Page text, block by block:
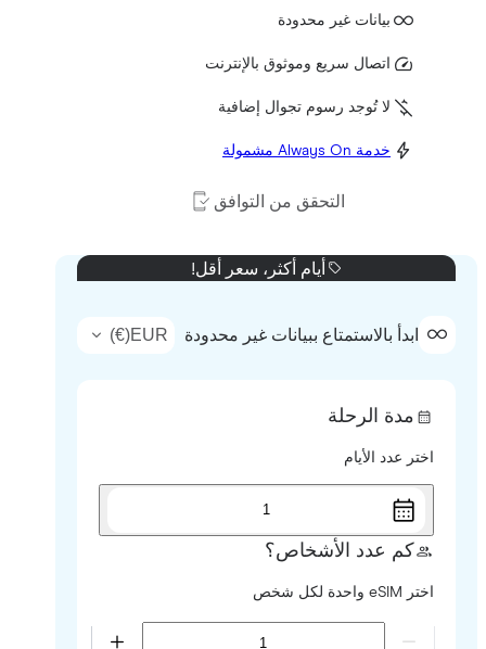
بيانات غير محدودة
اتصال سريع وموثوق بالإنترنت
لا تُوجد رسوم تجوال إضافية
خدمة Always On مشمولة
التحقق من التوافق
أيام أكثر، سعر أقل!
ابدأ بالاستمتاع ببيانات غير محدودة EUR
€
)
مدة الرحلة
اختر عدد الأيام
كم عدد الأشخاص؟